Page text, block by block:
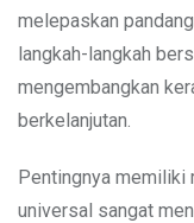
melepaskan
langkah-langkah
mengembangkan
berkelanjutan.
Pentingnya memiliki
universal sangat